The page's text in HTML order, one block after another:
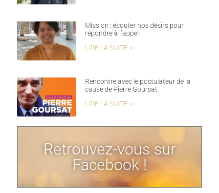
Mission : écouter nos désirs pour
répondre à l’appel
LIRE LA SUITE >
Rencontre avec le postulateur de la
cause de Pierre Goursat
LIRE LA SUITE >
Retrouvez-vous sur
Facebook !